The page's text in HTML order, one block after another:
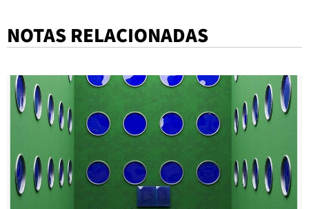
NOTAS RELACIONADAS